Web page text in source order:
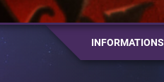
INFORMATIONS